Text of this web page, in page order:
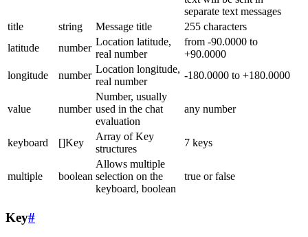
separate text messages
title
string Message title
255 characters
latitude
number
Location latitude,
real number
from -90.0000 to
+90.0000
longitude
number
Location longitude,
real number
-180.0000 to +180.0000
value number
Number, usually
used in the chat
evaluation
any number
keyboard []Key
Array of Key
structures
7 keys
multiple boolean
Allows multiple
selection on the
keyboard, boolean
true or false
Key#